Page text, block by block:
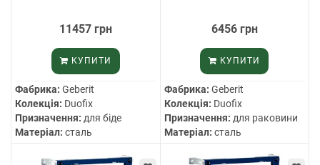
11457 грн
КУПИТИ
Фабрика: Geberit
Колекція: Duofix
Призначення: для біде
Матеріал: сталь
6456 грн
КУПИТИ
Фабрика: Geberit
Колекція: Duofix
Призначення: для раковини
Матеріал: сталь